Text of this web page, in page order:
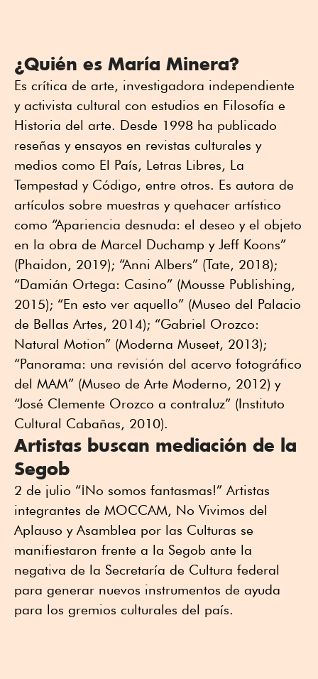
¿Quién es María Minera?
Es crítica de arte, investigadora independiente
y activista cultural con estudios en Filosofía e
Historia del arte. Desde 1998 ha publicado
reseñas y ensayos en revistas culturales y
medios como El País, Letras Libres, La
Tempestad y Código, entre otros. Es autora de
artículos sobre muestras y quehacer artístico
como “Apariencia desnuda: el deseo y el objeto
en la obra de Marcel Duchamp y Jeff Koons”
(Phaidon, 2019); “Anni Albers” (Tate, 2018);
“Damián Ortega: Casino” (Mousse Publishing,
2015); “En esto ver aquello” (Museo del Palacio
de Bellas Artes, 2014); “Gabriel Orozco:
Natural Motion” (Moderna Museet, 2013);
“Panorama: una revisión del acervo fotográfico
del MAM” (Museo de Arte Moderno, 2012) y
“José Clemente Orozco a contraluz” (Instituto
Cultural Cabañas, 2010).
Artistas buscan mediación de la
Segob
2 de julio “¡No somos fantasmas!” Artistas
integrantes de MOCCAM, No Vivimos del
Aplauso y Asamblea por las Culturas se
manifiestaron frente a la Segob ante la
negativa de la Secretaría de Cultura federal
para generar nuevos instrumentos de ayuda
para los gremios culturales del país.